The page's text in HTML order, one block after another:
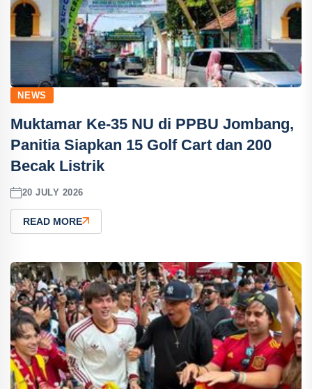
NEWS
Muktamar Ke-35 NU di PPBU Jombang,
Panitia Siapkan 15 Golf Cart dan 200
Becak Listrik
20 JULY 2026
READ MORE